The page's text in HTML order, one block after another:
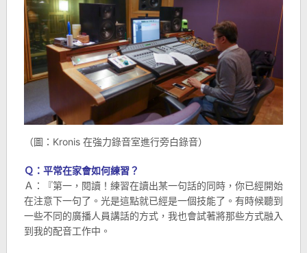
（圖：Kronis 在強力錄音室進行旁白錄音）
Ｑ：平常在家會如何練習？
Ａ：『第一，閱讀！練習在讀出某一句話的同時，你已經開始
在注意下一句了。光是這點就已經是一個技能了。有時候聽到
一些不同的廣播人員講話的方式，我也會試著將那些方式融入
到我的配音工作中。